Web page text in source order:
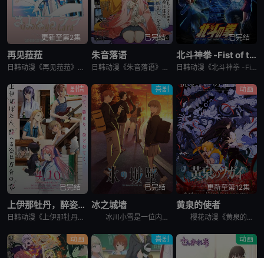
更新至第2集
再见菈菈
日韩动漫《再见菈菈》又名：Sayonara Lara,再见,劳拉,さよならララ，讲述了：昔々あるところに、ララという人魚のプリンセスがおりました。海の王である父と、姉たちに愛されて、すくすくと育ちまし
已完结
朱音落语
日韩动漫《朱音落语》又名：落语朱音,Akane-banashi,あかね噺，讲述了：朱音从小就非常崇拜身为落语家的父亲，经常在门后偷看父亲练习的模样。然而，父亲参加「真打」晋升测验却遭到无情地逐出师门之
已完结
北斗神拳 -Fist of the North Star-
日韩动漫《北斗神拳 -Fist of the North Star-》又名：北⽃之拳 -Fist of the North Star-,北斗の拳 -FIST OF THE NORTH STAR-，讲述
剧情
已完结
上伊那牡丹，醉姿如百合
日韩动漫《上伊那牡丹，醉姿如百合》又名：Kamiina Botan,Yoeru Sugata wa Yuri no Hana,the Drunken Appearance Is a Lily Flow
喜剧
已完结
冰之城墙
冰川小雪是一位内向的学生，她总是向外筑起一道高高的心墙，只跟儿时好友安昙美姫互动。有一天，名叫雨宫凑的男孩，没来由地开始试图打进小雪的心房，扰乱了她平静的生活。 孤僻的小雪、受欢迎的美姫、没有边界
动画
更新至第12集
黄泉的使者
樱花动漫《黄泉的使者》讲述了，月落和亚晨是一对双胞胎兄妹，他们在一个与世隔绝的深山小村落里出生，被称为“分隔夜与昼的双子”。他们拥有获得特殊力量的资格，一场围绕他们的双使战斗也随之展开。 &nbs
动画 喜剧 动画